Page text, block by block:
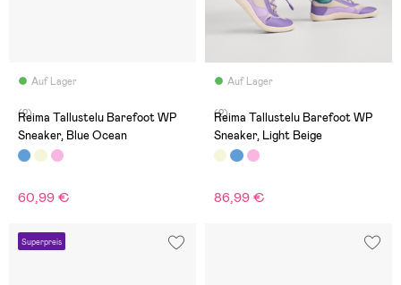
Auf Lager
(2)
Reima Tallustelu Barefoot WP
Sneaker, Blue Ocean
60,99 €
Auf Lager
(2)
Reima Tallustelu Barefoot WP
Sneaker, Light Beige
86,99 €
Superpreis